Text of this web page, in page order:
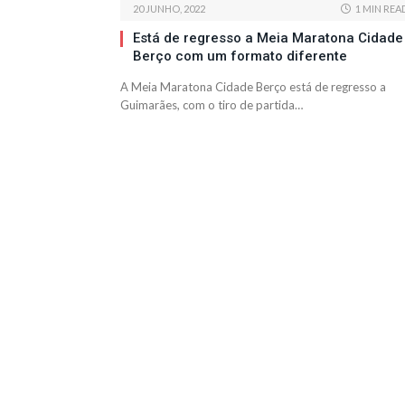
20 JUNHO, 2022 1 MIN
Está de regresso a Meia Maratona Cidade
Berço com um formato diferente
A Meia Maratona Cidade Berço está de regresso a
Guimarães, com o tiro de partida…